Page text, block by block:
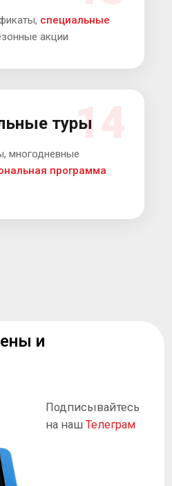
специальные
акции
14
туры
многодневные
программа
под